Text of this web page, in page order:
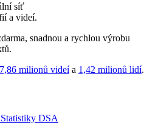
síť
a videí.
snadnou a rychlou výrobu
7,86 milionů videía 1,42 milionů lidí.
Statistiky DSA